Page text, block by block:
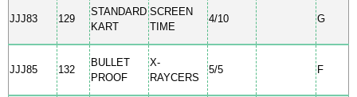
JJJ83 129
STANDARD
KART
SCREEN
TIME
4/10 G
JJJ85 132
BULLET
PROOF
X-
RAYCERS
5/5 F